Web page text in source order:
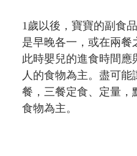
1歲以後，寶寶的副食
是早晚各一，或在兩餐
此時嬰兒的進食時間應
人的食物為主。盡可能
餐，三餐定食、定量，
食物為主。